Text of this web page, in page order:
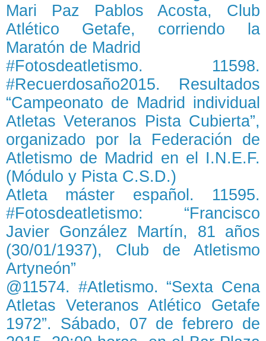
Mari Paz Pablos Acosta, Club
Atlético Getafe, corriendo la
Maratón de Madrid
#Fotosdeatletismo. 11598.
#Recuerdosaño2015. Resultados
“Campeonato de Madrid individual
Atletas Veteranos Pista Cubierta”,
organizado por la Federación de
Atletismo de Madrid en el I.N.E.F.
(Módulo y Pista C.S.D.)
Atleta máster español. 11595.
#Fotosdeatletismo: “Francisco
Javier González Martín, 81 años
(30/01/1937), Club de Atletismo
Artyneón”
@11574. #Atletismo. “Sexta Cena
Atletas Veteranos Atlético Getafe
1972”. Sábado, 07 de febrero de